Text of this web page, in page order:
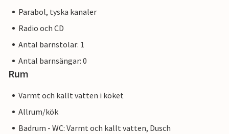
Parabol, tyska kanaler
Radio och CD
Antal barnstolar: 1
Antal barnsängar: 0
Rum
Varmt och kallt vatten i köket
Allrum/kök
Badrum - WC: Varmt och kallt vatten, Dusch